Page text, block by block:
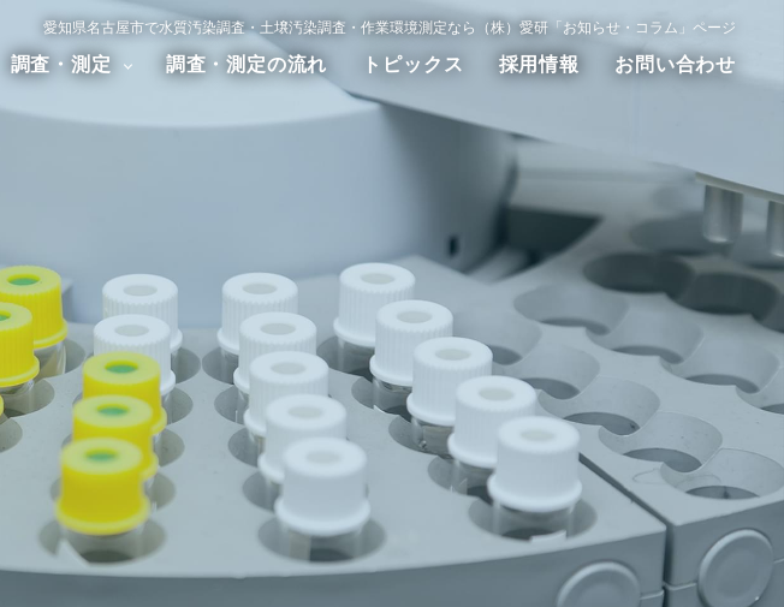
調査・測定
ダイオキシン調査 その他の調査測定
調査・測定の流れ トピックス 採用情報 お問い合わせ
愛知県名古屋市で水質汚染調査・土壌汚染調査・作業環境測定なら（株）愛研「お知らせ・コラム」ページ